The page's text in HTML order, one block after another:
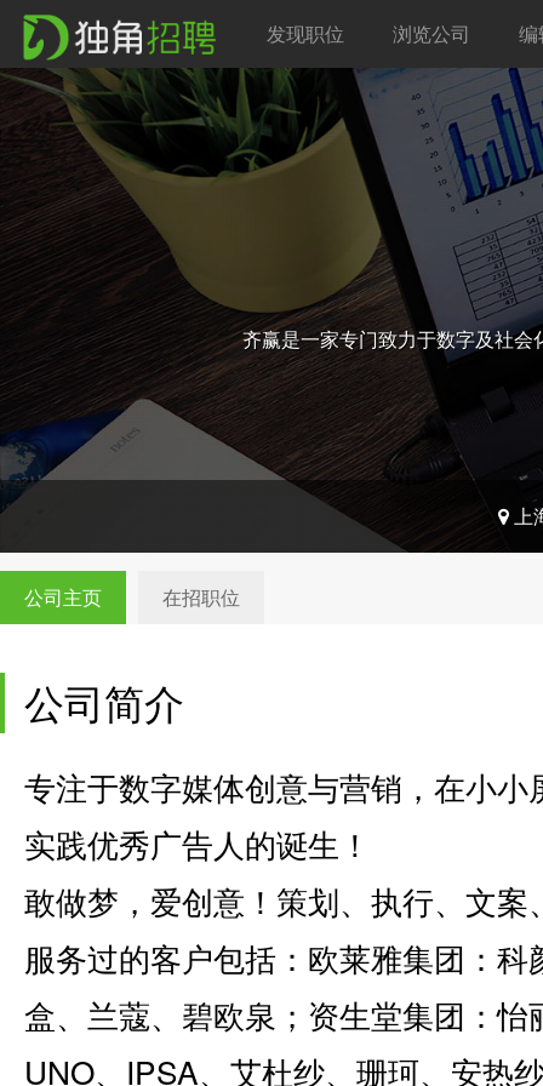
发现职位 浏览公司 编
齐赢是一家专门致力于数字及社
公司主页 在招职位
公司简介
专注于数字媒体创意与营销，在小
实践优秀广告人的诞生！
敢做梦，爱创意！策划、执行、文
服务过的客户包括：欧莱雅集团：
盒、兰蔻、碧欧泉；资生堂集团：
UNO、IPSA、艾杜纱、珊珂、安热